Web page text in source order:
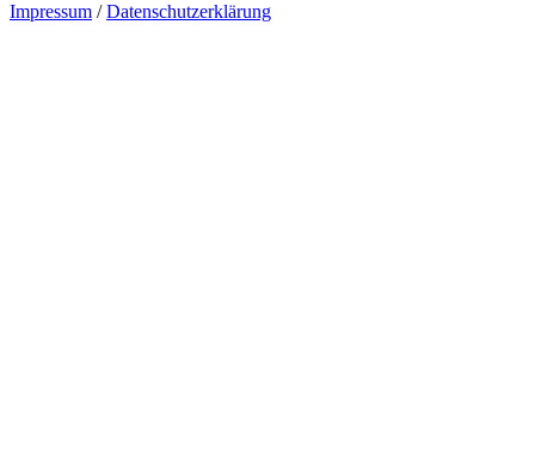
Impressum /Datenschutzerklärung